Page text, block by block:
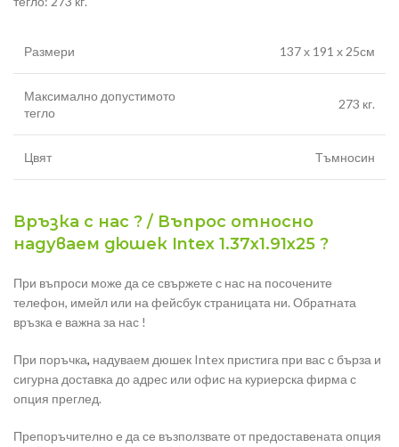
Размери 137 х 191 х 25см
Максимално допустимото
тегло
273 кг.
Цвят Тъмносин
Връзка с нас ? / Въпрос относно
надуваем дюшек Intex 1.37х1.91х25 ?
При въпроси може да се свържете с нас на посочените
телефон, имейл или на фейсбук страницата ни. Обратната
връзка е важна за нас !
При поръчка, надуваем дюшек Intex пристига при вас с бърза и
сигурна доставка до адрес или офис на куриерска фирма с
опция преглед.
Препоръчително е да се възползвате от предоставената опция